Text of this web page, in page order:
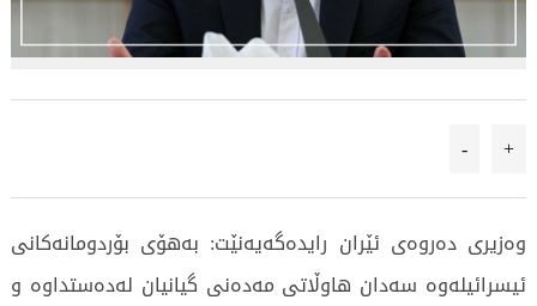
+
-
وەزیری دەروەی ئێران رایدەگەیەنێت: بەهۆی بۆردومانەكانی
ئیسرائیلەوە سەدان هاوڵاتی مەدەنی گیانیان لەدەستداوە و